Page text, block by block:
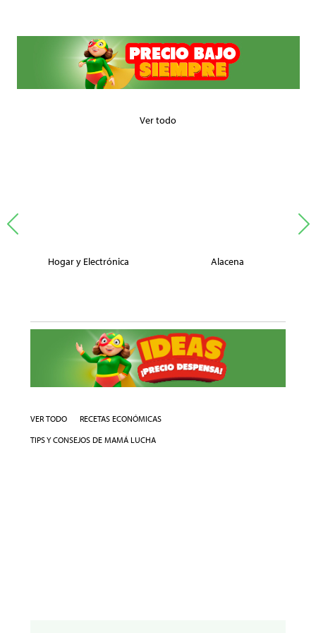
Ver todo
Hogar y Electrónica Alacena
VER TODO
RECETAS ECONÓMICAS
TIPS Y CONSEJOS DE MAMÁ LUCHA